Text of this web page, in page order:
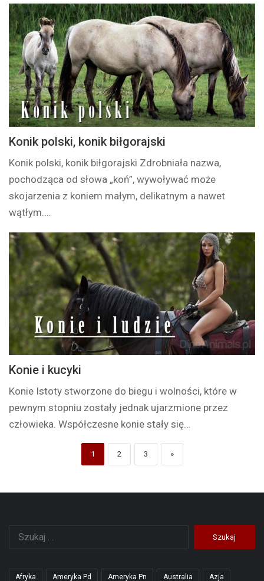
Konik polski, konik biłgorajski
Konik polski, konik biłgorajski Zdrobniała nazwa,
pochodząca od słowa „koń”, wywoływać może
skojarzenia z koniem małym, delikatnym a nawet
wątłym.…
Konie i kucyki
Konie Istoty stworzone do biegu i wolności, które w
pewnym stopniu zostały jednak ujarzmione przez
człowieka. Współczesne konie stały się…
1 2 3 »
Afryka Ameryka Pd Ameryka Pn Australia Azja